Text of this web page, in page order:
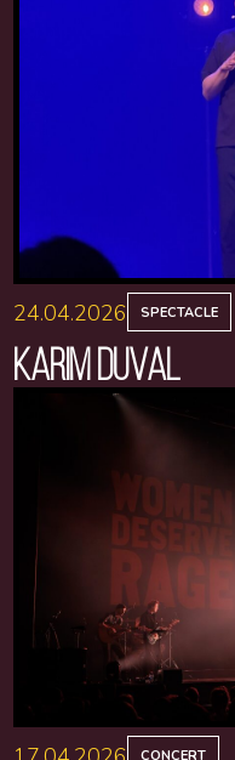
24.04.2026 SPECTACLE
KARIM DUVAL
CONCERT